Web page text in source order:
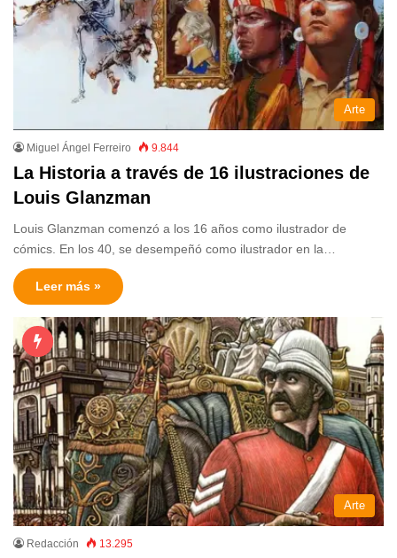
Arte
Miguel Ángel Ferreiro 9.844
La Historia a través de 16 ilustraciones de
Louis Glanzman
Louis Glanzman comenzó a los 16 años como ilustrador de
cómics. En los 40, se desempeñó como ilustrador en la…
Leer más »
Arte
Redacción 13.295